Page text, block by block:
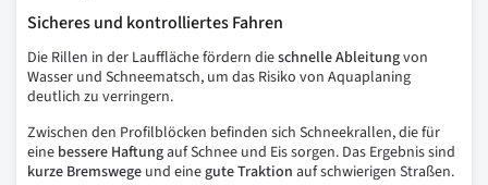
Sicheres und kontrolliertes Fahren
Die Rillen in der Lauffläche fördern dieschnelle Ableitungvon
Wasser und Schneematsch, um das Risiko von Aquaplaning
deutlich zu verringern.
Zwischen den Profilblöcken befinden sich Schneekrallen, die für
eine bessere Haftungauf Schnee und Eis sorgen. Das Ergebnis sind
kurze Bremswege und eineguteTraktion auf schwierigen Straßen.